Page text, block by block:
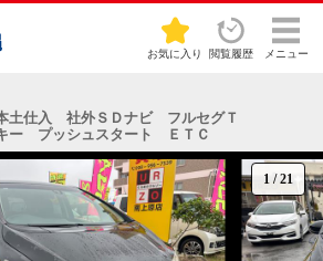
お気に入り 閲覧履歴 メニュー
土仕入 社外ＳＤナビ フルセグＴ
ー プッシュスタート ＥＴＣ
1 /21